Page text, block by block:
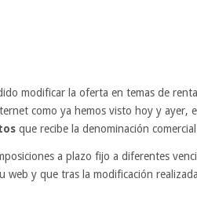
modificar la oferta en temas de
como ya hemos visto hoy y ayer,
que recibe la denominación
a plazo fijo a diferentes
web y que tras la modificación